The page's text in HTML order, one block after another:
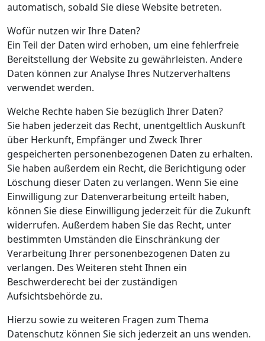
automatisch, sobald Sie diese Website betreten.
Wofür nutzen wir Ihre Daten?
Ein Teil der Daten wird erhoben, um eine fehlerfreie
Bereitstellung der Website zu gewährleisten. Andere
Daten können zur Analyse Ihres Nutzerverhaltens
verwendet werden.
Welche Rechte haben Sie bezüglich Ihrer Daten?
Sie haben jederzeit das Recht, unentgeltlich Auskunft
über Herkunft, Empfänger und Zweck Ihrer
gespeicherten personenbezogenen Daten zu erhalten.
Sie haben außerdem ein Recht, die Berichtigung oder
Löschung dieser Daten zu verlangen. Wenn Sie eine
Einwilligung zur Datenverarbeitung erteilt haben,
können Sie diese Einwilligung jederzeit für die Zukunft
widerrufen. Außerdem haben Sie das Recht, unter
bestimmten Umständen die Einschränkung der
Verarbeitung Ihrer personenbezogenen Daten zu
verlangen. Des Weiteren steht Ihnen ein
Beschwerderecht bei der zuständigen
Aufsichtsbehörde zu.
Hierzu sowie zu weiteren Fragen zum Thema
Datenschutz können Sie sich jederzeit an uns wenden.